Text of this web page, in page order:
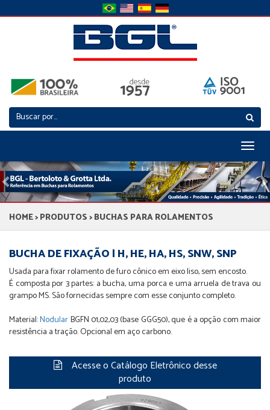
Previous
HOME>PRODUTOS> BUCHAS PARA ROLAMENTOS
BUCHA DE FIXAÇÃO | H, HE, HA, HS, SNW, SNP
Usada para fixar rolamento de furo cônico em eixo liso, sem encosto.
É composta por 3 partes: a bucha, uma porca e uma arruela de trava ou
grampo MS. São fornecidas sempre com esse conjunto completo.
Material:NodularBGFN 01,02,03 (base GGG50), que é a opção com maior
resistência a tração. Opcional em aço carbono.
Acesse o Catálogo Eletrônico desse
produto